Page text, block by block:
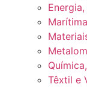
Marítima
Têxtil e